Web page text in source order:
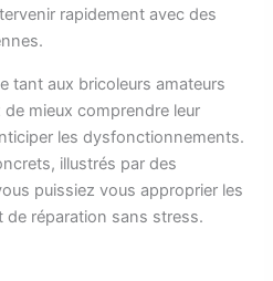
rapidement avec des
tant aux bricoleurs amateurs
de mieux comprendre leur
les dysfonctionnements.
illustrés par des
puissiez vous approprier les
réparation sans stress.